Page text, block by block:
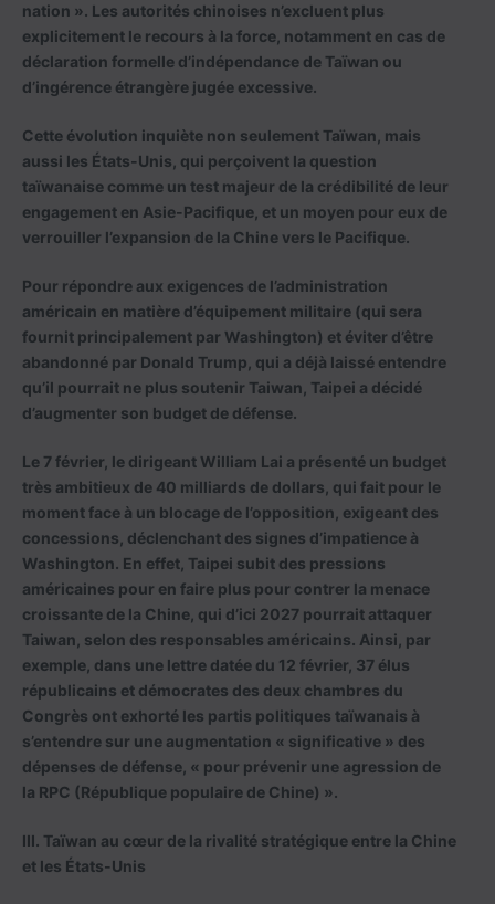
nation ». Les autorités chinoises n’excluent plus
explicitement le recours à la force, notamment en cas de
déclaration formelle d’indépendance de Taïwan ou
d’ingérence étrangère jugée excessive.
Cette évolution inquiète non seulement Taïwan, mais
aussi les États-Unis, qui perçoivent la question
taïwanaise comme un test majeur de la crédibilité de leur
engagement en Asie-Pacifique, et un moyen pour eux de
verrouiller l’expansion de la Chine vers le Pacifique.
Pour répondre aux exigences de l’administration
américain en matière d’équipement militaire (qui sera
fournit principalement par Washington) et éviter d’être
abandonné par Donald Trump, qui a déjà laissé entendre
qu’il pourrait ne plus soutenir Taiwan, Taipei a décidé
d’augmenter son budget de défense.
Le 7 février, le dirigeant William Lai a présenté un budget
très ambitieux de 40 milliards de dollars, qui fait pour le
moment face à un blocage de l’opposition, exigeant des
concessions, déclenchant des signes d’impatience à
Washington. En effet, Taipei subit des pressions
américaines pour en faire plus pour contrer la menace
croissante de la Chine, qui d’ici 2027 pourrait attaquer
Taiwan, selon des responsables américains. Ainsi, par
exemple, dans une lettre datée du 12 février, 37 élus
républicains et démocrates des deux chambres du
Congrès ont exhorté les partis politiques taïwanais à
s’entendre sur une augmentation « significative » des
dépenses de défense, « pour prévenir une agression de
la RPC (République populaire de Chine) ».
III. Taïwan au cœur de la rivalité stratégique entre la Chine
et les États-Unis